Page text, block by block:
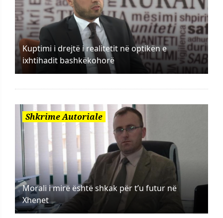
Kuptimi i drejtë i realitetit në optikën e
ixhtihadit bashkëkohorë
Shkrime Autoriale
Morali i mirë është shkak për t’u futur në
Xhenet